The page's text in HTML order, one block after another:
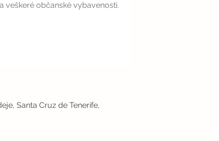
veškeré občanské vybavenosti.
Santa Cruz de Tenerife,